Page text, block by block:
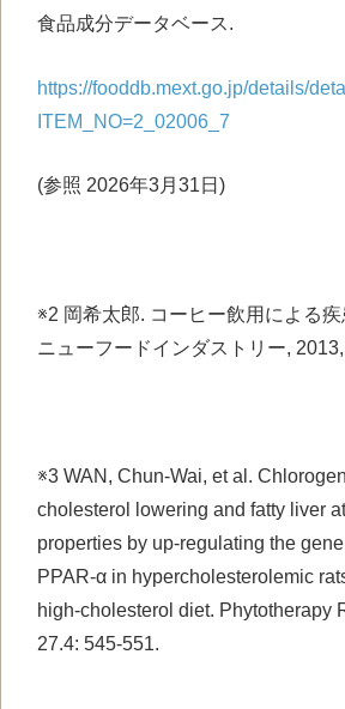
食品成分データベース.
https://fooddb.mext.go.jp/details/
ITEM_NO=2_02006_7
(参照 2026年3月31日)
※2 岡希太郎. コーヒー飲用による
ニューフードインダストリー,
※3 WAN, Chun‐Wai, et al.
cholesterol lowering and fatty liver
properties by up‐regulating the
PPAR‐α in hypercholesterolemic
high‐cholesterol diet. Phytotherapy
27.4: 545-551.